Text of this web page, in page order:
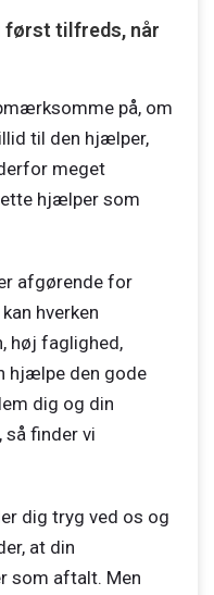
først tilfreds, når
på, om
til den hjælper,
meget
hjælper som
afgørende for
hverken
høj faglighed,
hjælpe den gode
dig og din
så finder vi
dig tryg ved os og
at din
som aftalt. Men